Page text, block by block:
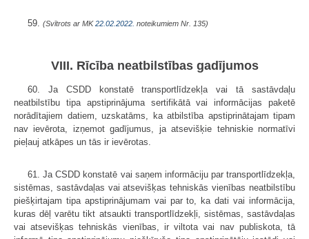
59. (Svītrots ar MK22.02.2022. noteikumiem Nr. 135)
VIII. Rīcība neatbilstības gadījumos
60. Ja CSDD konstatē transportlīdzekļa vai tā sastāvdaļu
neatbilstību tipa apstiprinājuma sertifikātā vai informācijas paketē
norādītajiem datiem, uzskatāms, ka atbilstība apstiprinātajam tipam
nav ievērota, izņemot gadījumus, ja atsevišķie tehniskie normatīvi
pieļauj atkāpes un tās ir ievērotas.
61. Ja CSDD konstatē vai saņem informāciju par transportlīdzekļa,
sistēmas, sastāvdaļas vai atsevišķas tehniskās vienības neatbilstību
piešķirtajam tipa apstiprinājumam vai par to, ka dati vai informācija,
kuras dēļ varētu tikt atsaukti transportlīdzekļi, sistēmas, sastāvdaļas
vai atsevišķas tehniskās vienības, ir viltota vai nav publiskota, tā